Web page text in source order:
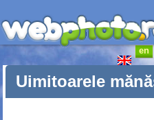
Uimitoarele
en
Prima
Foto-